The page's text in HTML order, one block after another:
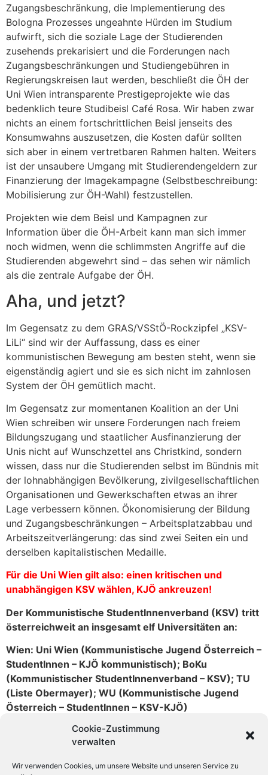
Cookie-Zustimmung
verwalten
Wir verwenden Cookies, um unsere Website und unseren Service zu
Zugangsbeschränkung, die Implementierung des
Bologna Prozesses ungeahnte Hürden im Studium
aufwirft, sich die soziale Lage der Studierenden
zusehends prekarisiert und die Forderungen nach
Zugangsbeschränkungen und Studiengebühren in
Regierungskreisen laut werden, beschließt die ÖH der
Uni Wien intransparente Prestigeprojekte wie das
bedenklich teure Studibeisl Café Rosa. Wir haben zwar
nichts an einem fortschrittlichen Beisl jenseits des
Konsumwahns auszusetzen, die Kosten dafür sollten
sich aber in einem vertretbaren Rahmen halten. Weiters
ist der unsaubere Umgang mit Studierendengeldern zur
Finanzierung der Imagekampagne (Selbstbeschreibung:
Mobilisierung zur ÖH-Wahl) festzustellen.
Projekten wie dem Beisl und Kampagnen zur
Information über die ÖH-Arbeit kann man sich immer
noch widmen, wenn die schlimmsten Angriffe auf die
Studierenden abgewehrt sind – das sehen wir nämlich
als die zentrale Aufgabe der ÖH.
Aha, und jetzt?
Im Gegensatz zu dem GRAS/VSStÖ-Rockzipfel „KSV-
LiLi“ sind wir der Auffassung, dass es einer
kommunistischen Bewegung am besten steht, wenn sie
eigenständig agiert und sie es sich nicht im zahnlosen
System der ÖH gemütlich macht.
Im Gegensatz zur momentanen Koalition an der Uni
Wien schreiben wir unsere Forderungen nach freiem
Bildungszugang und staatlicher Ausfinanzierung der
Unis nicht auf Wunschzettel ans Christkind, sondern
wissen, dass nur die Studierenden selbst im Bündnis mit
der lohnabhängigen Bevölkerung, zivilgesellschaftlichen
Organisationen und Gewerkschaften etwas an ihrer
Lage verbessern können. Ökonomisierung der Bildung
und Zugangsbeschränkungen – Arbeitsplatzabbau und
Arbeitszeitverlängerung: das sind zwei Seiten ein und
derselben kapitalistischen Medaille.
Für die Uni Wien gilt also: einen kritischen und
unabhängigen KSV wählen, KJÖ ankreuzen!
Der Kommunistische StudentInnenverband (KSV) tritt
österreichweit an insgesamt elf Universitäten an:
Wien: Uni Wien (Kommunistische Jugend Österreich –
StudentInnen – KJÖ kommunistisch); BoKu
(Kommunistischer StudentInnenverband – KSV); TU
(Liste Obermayer); WU (Kommunistische Jugend
Österreich – StudentInnen – KSV-KJÖ)
Weiters als KSV: KF-Uni Graz, Med Uni Graz, TU Graz,
Uni Salzburg, Uni Linz, Uni Innsbruck, Uni Klagenfurt.